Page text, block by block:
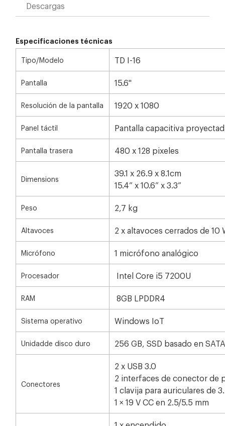
Descargas
Especificaciones técnicas
Tipo/Modelo
TD I-16
Pantalla 15.6"
Resolución de la pantalla 1920 x 1080
Panel táctil Pantalla capacitiva
Pantalla trasera 480 x 128 pixeles
Dimensions
39.1 x 26.9 x 8.1cm
15.4” x 10.6” x 3.3”
Peso 2,7 kg
Altavoces 2 x altavoces cerrados de 10
Micrófono 1 micrófono analógico
Procesador Intel Core i5 7200U
RAM 8GB LPDDR4
Sistema operativo Windows IoT
Unidadde disco duro 256 GB, SSD basado en
Conectores
2 x USB 3.0
2 interfaces de conector de
1 clavija para auriculares de
1 × 19 V CC en 2.5/5.5 mm